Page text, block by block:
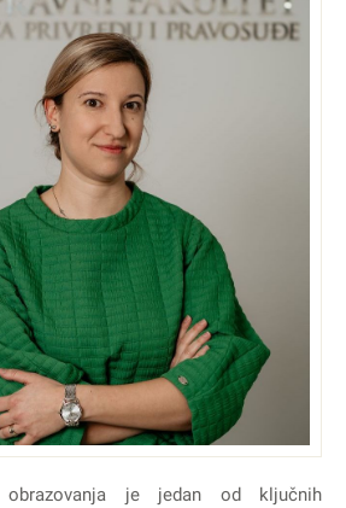
obrazovanja je jedan od ključnih